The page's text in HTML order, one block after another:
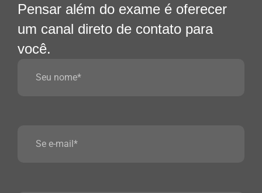
Pensar além do exame é oferecer
um canal direto de contato para
você.